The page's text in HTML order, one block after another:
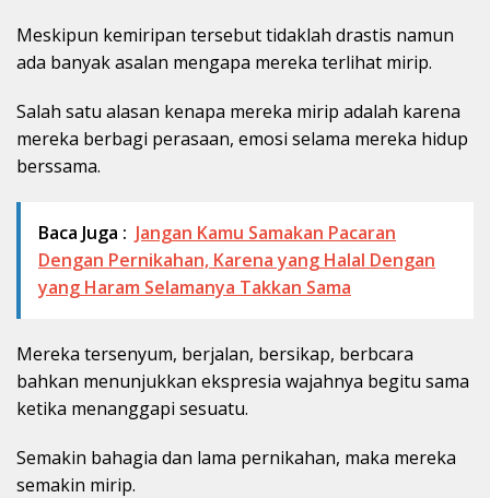
Meskipun kemiripan tersebut tidaklah drastis namun
ada banyak asalan mengapa mereka terlihat mirip.
Salah satu alasan kenapa mereka mirip adalah karena
mereka berbagi perasaan, emosi selama mereka hidup
berssama.
Baca Juga : Jangan Kamu Samakan Pacaran
Dengan Pernikahan, Karena yang Halal Dengan
yang Haram Selamanya Takkan Sama
Mereka tersenyum, berjalan, bersikap, berbcara
bahkan menunjukkan ekspresia wajahnya begitu sama
ketika menanggapi sesuatu.
Semakin bahagia dan lama pernikahan, maka mereka
semakin mirip.